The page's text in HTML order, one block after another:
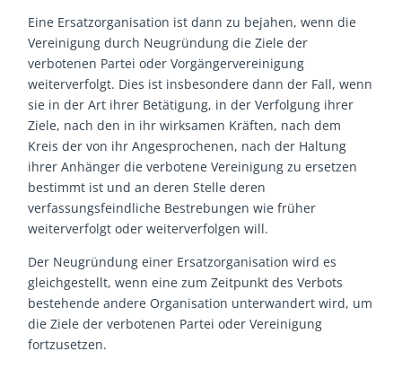
Eine Ersatzorganisation ist dann zu bejahen, wenn die
Vereinigung durch Neugründung die Ziele der
verbotenen Partei oder Vorgängervereinigung
weiterverfolgt. Dies ist insbesondere dann der Fall, wenn
sie in der Art ihrer Betätigung, in der Verfolgung ihrer
Ziele, nach den in ihr wirksamen Kräften, nach dem
Kreis der von ihr Angesprochenen, nach der Haltung
ihrer Anhänger die verbotene Vereinigung zu ersetzen
bestimmt ist und an deren Stelle deren
verfassungsfeindliche Bestrebungen wie früher
weiterverfolgt oder weiterverfolgen will.
Der Neugründung einer Ersatzorganisation wird es
gleichgestellt, wenn eine zum Zeitpunkt des Verbots
bestehende andere Organisation unterwandert wird, um
die Ziele der verbotenen Partei oder Vereinigung
fortzusetzen.